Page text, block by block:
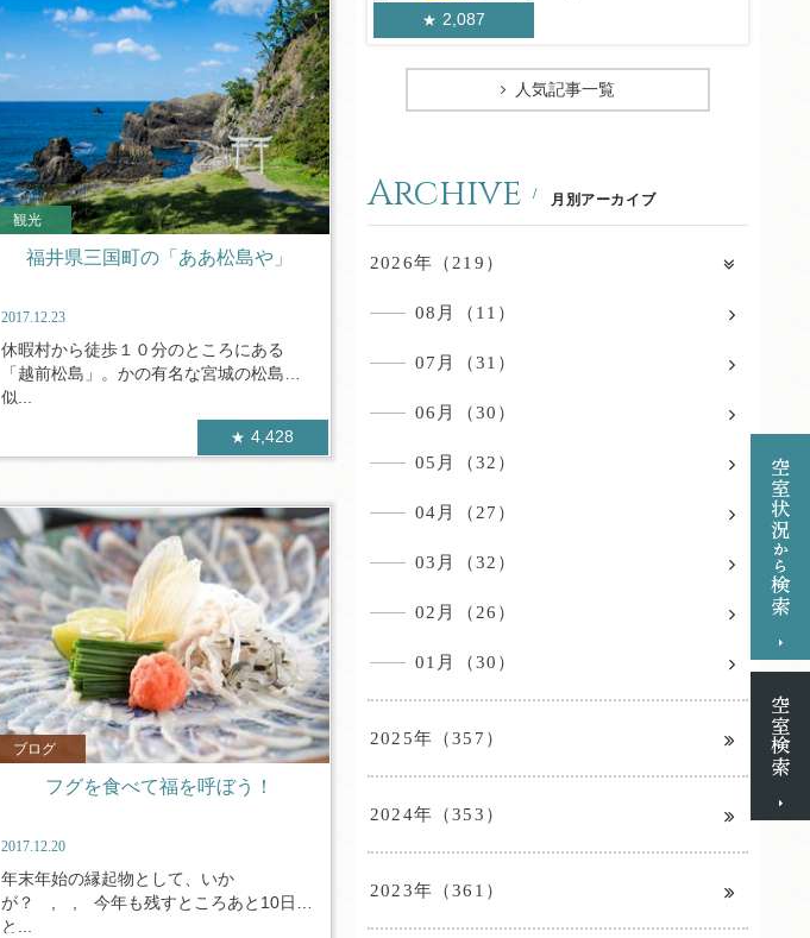
観光
福井県三国町の「ああ松島や」
2017.12.23
休暇村から徒歩１０分のところにある
「越前松島」。かの有名な宮城の松島に
似...
4,428
ブログ
フグを食べて福を呼ぼう！
2017.12.20
年末年始の縁起物として、いか
が？ , , 今年も残すところあと10日程
と...
2,087
人気記事一覧
Archive 月別アーカイブ
2026年（219）
08月（11）
07月（31）
06月（30）
05月（32）
04月（27）
03月（32）
02月（26）
01月（30）
2025年（357）
2024年（353）
2023年（361）